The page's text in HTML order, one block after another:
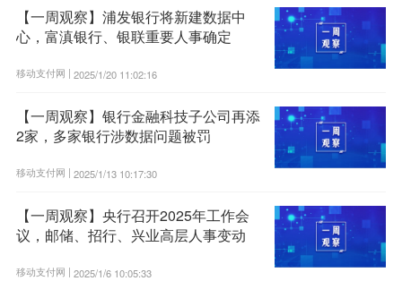
【一周观察】浦发银行将新建数据中
心，富滇银行、银联重要人事确定
移动支付网 | 2025/1/20 11:02:16
【一周观察】银行金融科技子公司再添
2家，多家银行涉数据问题被罚
移动支付网 | 2025/1/13 10:17:30
【一周观察】央行召开2025年工作会
议，邮储、招行、兴业高层人事变动
移动支付网 | 2025/1/6 10:05:33